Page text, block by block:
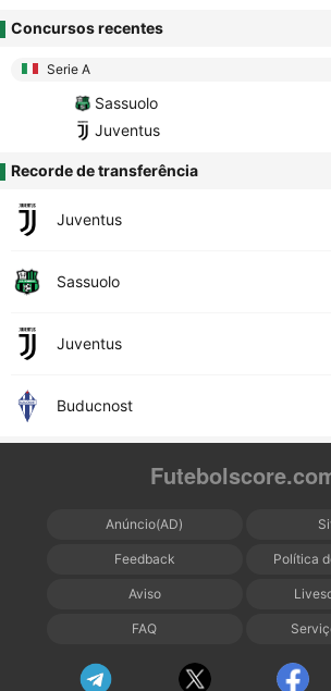
Concursos recentes
Serie A
Sassuolo
Juventus
Recorde de transferência
Juventus
Sassuolo
Juventus
Buducnost
Anúncio(AD)
Feedback Política
Aviso
FAQ